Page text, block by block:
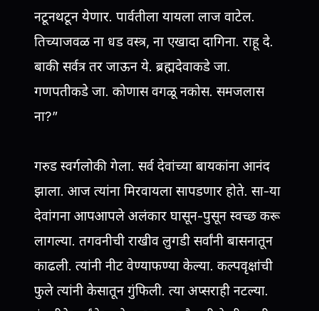
नटूनथटून येणार. पार्वतीला यायला लाज वाटेल.
तिच्याजवळ ना धड वस्त्र, ना एखादा दागिना. राहू दे.
बाकी सर्वत्र तर जाऊन ये. ब्रह्मदेवाकडे जा.
गणपतीकडे जा. कोणास वगळू नकोस. समजलास
ना?”
गरुड स्वर्गलोकी गेला. सर्व देवांच्या बायकांना आनंद
झाला. आज त्यांना मिरवायला सापडणार होते. सा-या
देवांगना आपआपले अलंकार घासून-पुसून स्वच्छ करू
लागल्या. तगवनीची राखीव लुगडी सर्वांनी बासनातून
काढली. त्यांनी नीट वेण्याफण्या केल्या. कल्पवृक्षांची
फुले त्यांनी केसातून गुंफिली. त्या अप्सराही नटल्या.